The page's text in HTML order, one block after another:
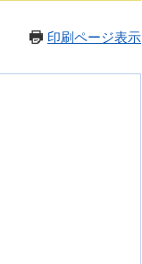
印刷ページ表示